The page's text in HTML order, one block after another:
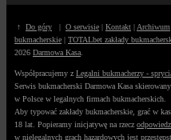
↑ Do góry | O serwisie | Kontakt | Archiwum
bukmacherskie | TOTALbet zakłady
2026 Darmowa Kasa
Współpracujemy z Legalni bukmacherzy -
Serwis bukmacherski Darmowa Kasa
w Polsce w legalnych firmach bukmacherskich.
Aby typować zakłady bukmacherskie, grać w
18 lat. Popieramy inicjatywę na rzecz
w nielegalnych grach hazardowych jest